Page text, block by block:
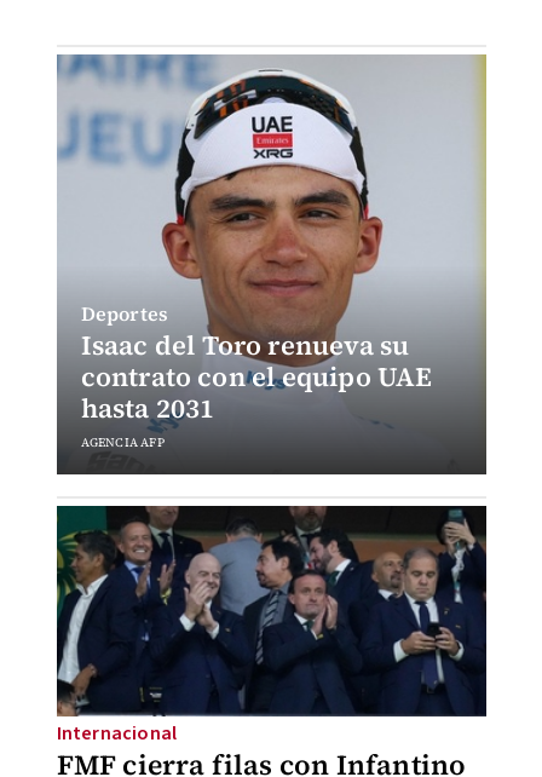
Isaac del Toro renueva su
contrato con el equipo UAE
hasta 2031
Deportes
AGENCIA AFP
FMF cierra filas con Infantino
Internacional